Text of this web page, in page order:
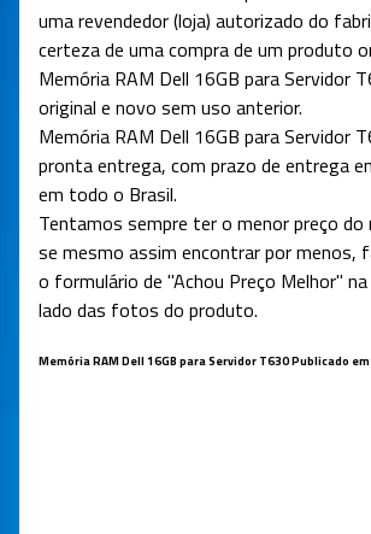
uma revendedor (loja) autorizado do
certeza de uma compra de um produto
Memória RAM Dell 16GB para Servidor
original e novo sem uso anterior.
Memória RAM Dell 16GB para Servidor
pronta entrega, com prazo de entrega
em todo o Brasil.
Tentamos sempre ter o menor preço do
se mesmo assim encontrar por menos,
o formulário de "Achou Preço Melhor"
lado das fotos do produto.
MemóriaRAM Dell 16GB para Servidor T630Publicado em